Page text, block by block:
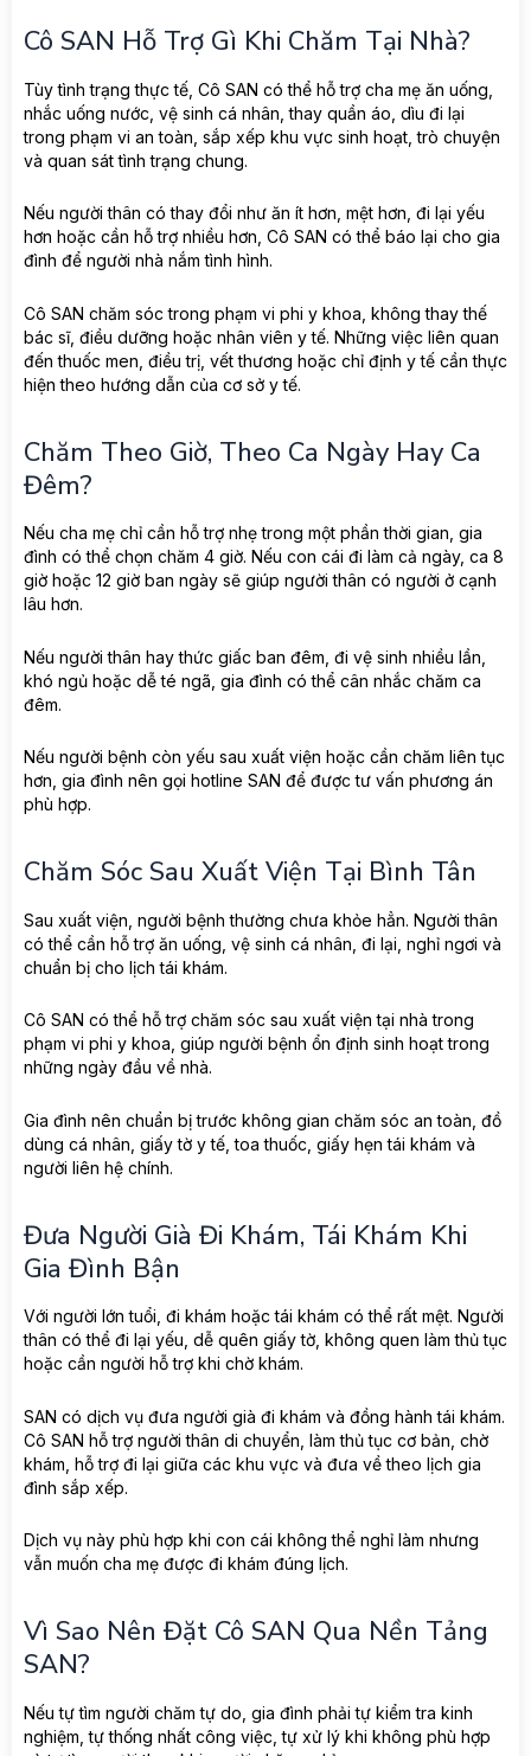
Cô SAN Hỗ Trợ Gì Khi Chăm Tại Nhà?
Tùy tình trạng thực tế, Cô SAN có thể hỗ trợ cha mẹ ăn uống,
nhắc uống nước, vệ sinh cá nhân, thay quần áo, dìu đi lại
trong phạm vi an toàn, sắp xếp khu vực sinh hoạt, trò chuyện
và quan sát tình trạng chung.
Nếu người thân có thay đổi như ăn ít hơn, mệt hơn, đi lại yếu
hơn hoặc cần hỗ trợ nhiều hơn, Cô SAN có thể báo lại cho gia
đình để người nhà nắm tình hình.
Cô SAN chăm sóc trong phạm vi phi y khoa, không thay thế
bác sĩ, điều dưỡng hoặc nhân viên y tế. Những việc liên quan
đến thuốc men, điều trị, vết thương hoặc chỉ định y tế cần thực
hiện theo hướng dẫn của cơ sở y tế.
Chăm Theo Giờ, Theo Ca Ngày Hay Ca
Đêm?
Nếu cha mẹ chỉ cần hỗ trợ nhẹ trong một phần thời gian, gia
đình có thể chọn chăm 4 giờ. Nếu con cái đi làm cả ngày, ca 8
giờ hoặc 12 giờ ban ngày sẽ giúp người thân có người ở cạnh
lâu hơn.
Nếu người thân hay thức giấc ban đêm, đi vệ sinh nhiều lần,
khó ngủ hoặc dễ té ngã, gia đình có thể cân nhắc chăm ca
đêm.
Nếu người bệnh còn yếu sau xuất viện hoặc cần chăm liên tục
hơn, gia đình nên gọi hotline SAN để được tư vấn phương án
phù hợp.
Chăm Sóc Sau Xuất Viện Tại Bình Tân
Sau xuất viện, người bệnh thường chưa khỏe hẳn. Người thân
có thể cần hỗ trợ ăn uống, vệ sinh cá nhân, đi lại, nghỉ ngơi và
chuẩn bị cho lịch tái khám.
Cô SAN có thể hỗ trợ chăm sóc sau xuất viện tại nhà trong
phạm vi phi y khoa, giúp người bệnh ổn định sinh hoạt trong
những ngày đầu về nhà.
Gia đình nên chuẩn bị trước không gian chăm sóc an toàn, đồ
dùng cá nhân, giấy tờ y tế, toa thuốc, giấy hẹn tái khám và
người liên hệ chính.
Đưa Người Già Đi Khám, Tái Khám Khi
Gia Đình Bận
Với người lớn tuổi, đi khám hoặc tái khám có thể rất mệt. Người
thân có thể đi lại yếu, dễ quên giấy tờ, không quen làm thủ tục
hoặc cần người hỗ trợ khi chờ khám.
SAN có dịch vụ đưa người già đi khám và đồng hành tái khám.
Cô SAN hỗ trợ người thân di chuyển, làm thủ tục cơ bản, chờ
khám, hỗ trợ đi lại giữa các khu vực và đưa về theo lịch gia
đình sắp xếp.
Dịch vụ này phù hợp khi con cái không thể nghỉ làm nhưng
vẫn muốn cha mẹ được đi khám đúng lịch.
Vì Sao Nên Đặt Cô SAN Qua Nền Tảng
SAN?
Nếu tự tìm người chăm tự do, gia đình phải tự kiểm tra kinh
nghiệm, tự thống nhất công việc, tự xử lý khi không phù hợp